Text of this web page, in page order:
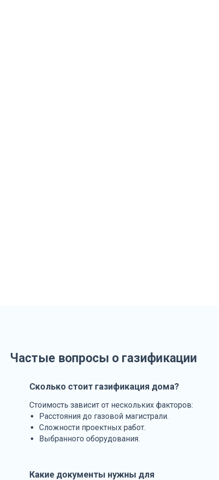
Частые вопросы о газификации
Сколько стоит газификация дома?
Стоимость зависит от нескольких факторов:
Расстояния до газовой магистрали.
Сложности проектных работ.
Выбранного оборудования.
Какие документы нужны для